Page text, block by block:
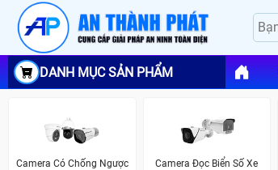
DANH MỤC SẢN PHẨM
Camera Có Chống Ngược
Camera Đọc Biển Số Xe